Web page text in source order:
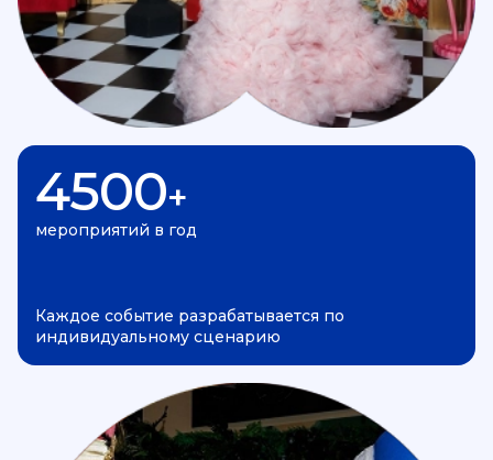
4500+
мероприятий в год
Каждое событие разрабатывается по
индивидуальному сценарию